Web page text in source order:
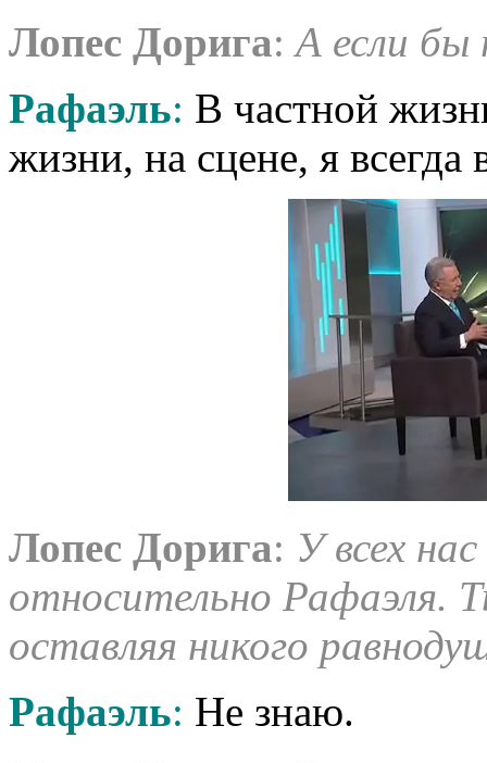
Лопес Дорига: А если бы
Рафаэль: В частной
жизни, на сцене, я всегда
Лопес Дорига: У всех
относительно Рафаэля.
оставляя никого
Рафаэль: Не знаю.